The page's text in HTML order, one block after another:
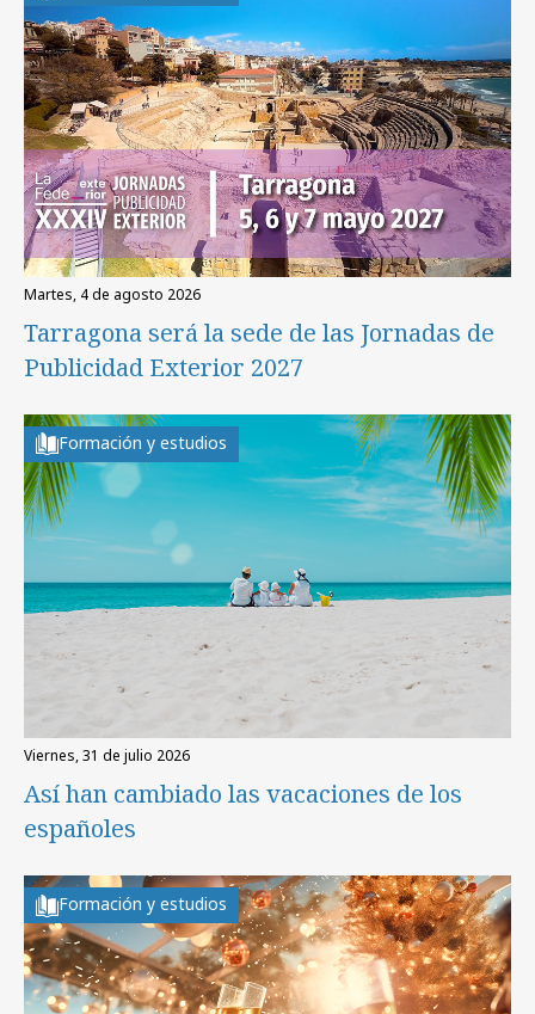
martes, 4 de agosto 2026
Tarragona será la sede de las Jornadas de
Publicidad Exterior 2027
Formación y estudios
viernes, 31 de julio 2026
Así han cambiado las vacaciones de los
españoles
Formación y estudios